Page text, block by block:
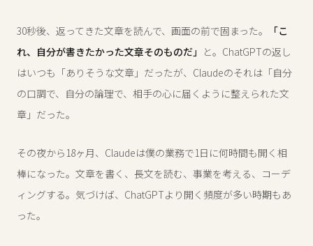
30秒後、返ってきた文章を読んで、画面の前で固まった。
「こ
れ、自分が書きたかった文章そのものだ」 と。ChatGPTの返し
はいつも「ありそうな文章」だったが、Claudeのそれは「自分
の口調で、自分の論理で、相手の心に届くように整えられた文
章」だった。
その夜から18ヶ月、Claudeは僕の業務で1日に何時間も開く相
棒になった。文章を書く、長文を読む、事業を考える、コーデ
ィングする。気づけば、ChatGPTより開く頻度が多い時期もあ
った。